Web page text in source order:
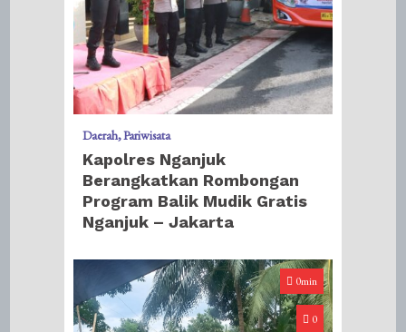
Daerah Pariwisata
Kapolres Nganjuk
Berangkatkan Rombongan
Program Balik Mudik Gratis
Nganjuk – Jakarta
0min
0